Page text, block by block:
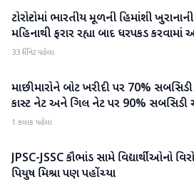
રાષ્ટ્રીય
ટોરોન્ટોમાં ભારતીય મૂળની હિમાંશી
મહિનાથી ફરાર રહ્યા બાદ ધરપકડ કરવામાં
33 મિનિટ પહેલા
રાષ્ટ્રીય
માછીમારોને બોટ ખરીદી પર 70%
કાસ્ટ નેટ અને ગિલ નેટ પર 90%
1 કલાક પહેલા
રાષ્ટ્રીય
JPSC-JSSC કૌભાંડ સામે વિદ્યાર્થીઓનો
પિયુષ મિશ્રા પણ પહોંચ્યા